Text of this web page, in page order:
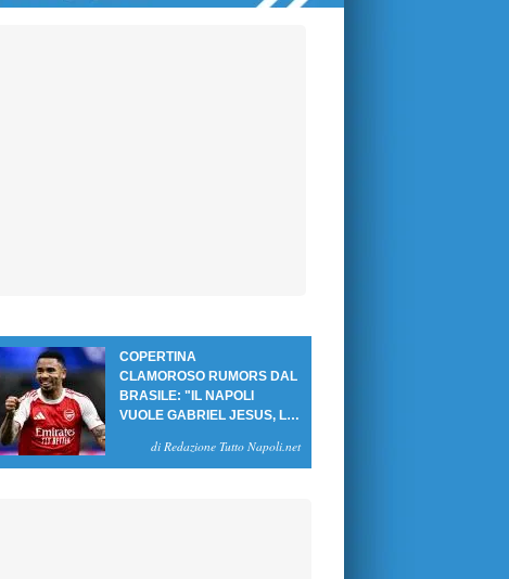
COPERTINA
CLAMOROSO RUMORS DAL
BRASILE: "IL NAPOLI
VUOLE GABRIEL JESUS, LE
di Redazione Tutto Napoli.net